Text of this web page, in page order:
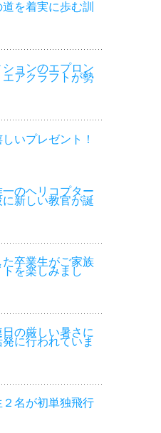
を着実に歩む訓
ョンのエプロン
アクラフトが勢
いプレゼント！
のヘリコプター
新しい教官が誕
卒業生がご家族
を楽しみまし
の厳しい暑さに
に行われていま
名が初単独飛行